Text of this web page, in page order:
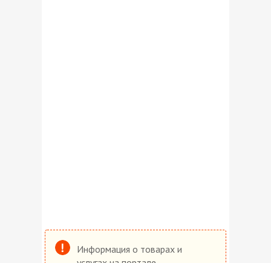
Информация о товарах и